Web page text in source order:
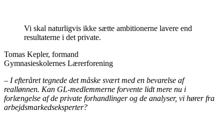
Vi skal naturligvis ikke sætte ambitionerne lavere end
resultaterne i det private.
Tomas Kepler, formand
Gymnasieskolernes Lærerforening
– I efteråret tegnede det måske svært med en bevarelse af
reallønnen. Kan GL-medlemmerne forvente lidt mere nu i
forlængelse af de private forhandlinger og de analyser, vi hører fra
arbejdsmarkedseksperter?